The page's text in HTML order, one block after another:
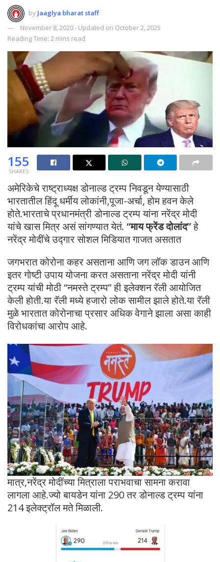
by Jaaglya bharat staff
November 8, 2020 - Updated on October 2, 2025
Reading Time: 2 mins read
155
SHARES
अमेरिकेचे राष्ट्राध्यक्ष डोनाल्ड ट्रम्प निवडून येण्यासाठी
भारतातील हिंदू धर्मीय लोकांनी,पूजा-अर्चा, होम हवन केले
होते.भारताचे प्रधानमंत्री डोनाल्ड ट्रम्प यांना नरेंद्र मोदी
यांचे खास मित्र असं सांगण्यात येतं. “माय फ्रेंड दोलांद”हे
नरेंद्र मोदींचे उद्गार सोशल मिडियात गाजत असतात
जगभरात कोरोना कहर असताना आणि जग लॉक डाउन आणि
इतर गोष्टी उपाय योजना करत असताना नरेंद्र मोदी यांनी
ट्रम्प यांची मोठी “नमस्ते ट्रम्प” ही इलेक्शन रॅली आयोजित
केली होती.या रॅली मध्ये हजारो लोक सामील झाले होते.या रॅली
मुळे भारतात कोरोनाचा प्रसार अधिक वेगाने झाला असा काही
विरोधकांचा आरोप आहे.
मात्र,नरेंद्र मोदींच्या मित्राला पराभवाचा सामना करावा
लागला आहे.ज्यो बायडेन यांना 290 तर डोनाल्ड ट्रम्प यांना
214 इलेक्ट्रॉल मते मिळाली.